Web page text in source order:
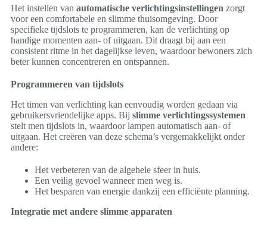
Het instellen van automatische verlichtingsinstellingen zorgt
voor een comfortabele en slimme thuisomgeving. Door
specifieke tijdslots te programmeren, kan de verlichting op
handige momenten aan- of uitgaan. Dit draagt bij aan een
consistent ritme in het dagelijkse leven, waardoor bewoners zich
beter kunnen concentreren en ontspannen.
Programmeren van tijdslots
Het timen van verlichting kan eenvoudig worden gedaan via
gebruikersvriendelijke apps. Bij slimme verlichtingssystemen
stelt men tijdslots in, waardoor lampen automatisch aan- of
uitgaan. Het creëren van deze schema’s vergemakkelijkt onder
andere:
Het verbeteren van de algehele sfeer in huis.
Een veilig gevoel wanneer men weg is.
Het besparen van energie dankzij een efficiënte planning.
Integratie met andere slimme apparaten